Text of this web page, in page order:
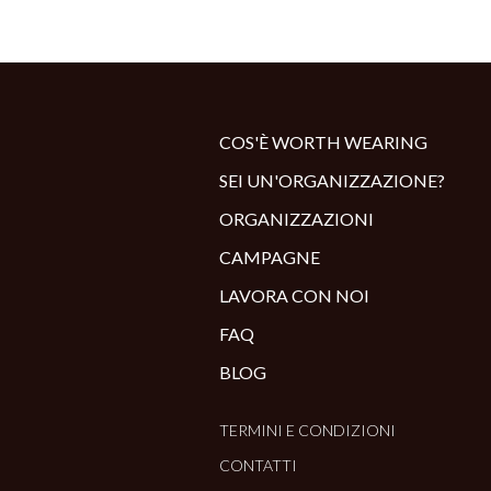
COS'È WORTH WEARING
SEI UN'ORGANIZZAZIONE?
ORGANIZZAZIONI
CAMPAGNE
LAVORA CON NOI
FAQ
BLOG
TERMINI E CONDIZIONI
CONTATTI